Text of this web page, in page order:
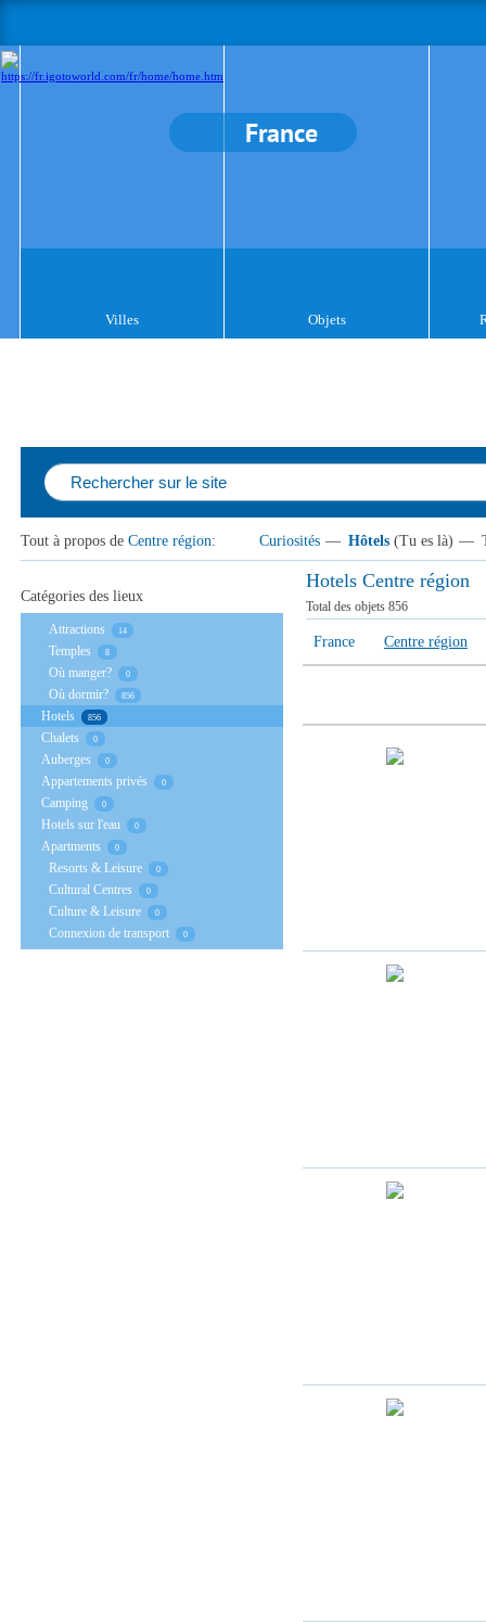
France
Villes Objets
Tout à propos de Centre région: Curiosités — Hôtels (Tu es là) —
Hotels Centre région
Total des objets 856
France Centre région
Catégories des lieux
Аttractions 14
Temples 8
Où manger? 0
Où dormir? 856
Hotels 856
Chalets 0
Auberges 0
Appartements privés 0
Camping 0
Hotels sur l'eau 0
Apartments 0
Resorts & Leisure 0
Cultural Centres 0
Culture & Leisure 0
Connexion de transport 0